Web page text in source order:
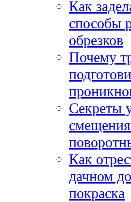
Как
способы
обрезков
Почему
Секреты
Как
дачном
покраска